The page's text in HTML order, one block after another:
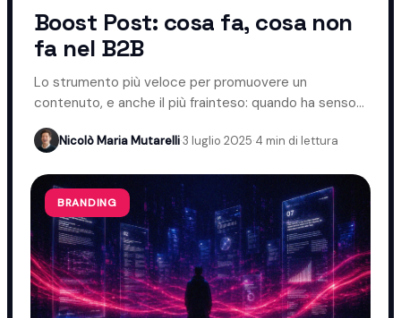
Boost Post: cosa fa, cosa non
fa nel B2B
Lo strumento più veloce per promuovere un
contenuto, e anche il più frainteso: quando ha senso
usarlo nel B2B e quando evitarlo.
Nicolò Maria Mutarelli·3 luglio 2025·4 min di lettura
BRANDING